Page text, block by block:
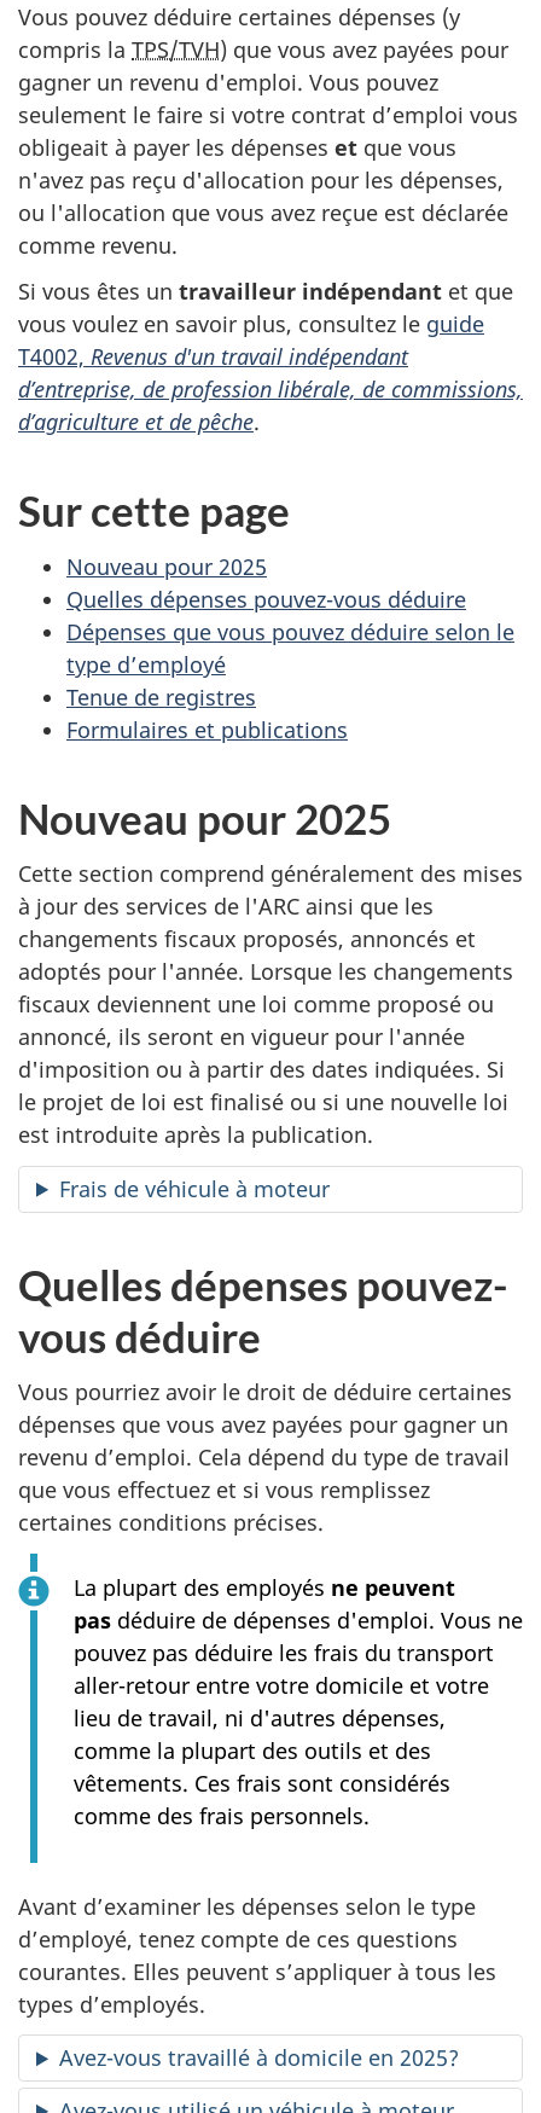
2
9
0
0
–
A
u
t
e
n
s
e
s
d
'
e
m
p
l
o
i
ô
t
s
u
l
e
r
v
e
n
u
d
s
p
a
r
t
i
c
u
l
i
e
r
s
Vous pouvez déduire certaines dépenses (y
compris la TPS/TVH) que vous avez payées pour
gagner un revenu d'emploi. Vous pouvez
seulement le faire si votre contrat d’emploi vous
obligeait à payer les dépenses et que vous
n'avez pas reçu d'allocation pour les dépenses,
ou l'allocation que vous avez reçue est déclarée
comme revenu.
Si vous êtes un travailleur indépendant et que
vous voulez en savoir plus, consultez le guide
T4002, Revenus d'un travail indépendant
d’entreprise, de profession libérale, de commissions,
d’agriculture et de pêche.
Sur cette page
Nouveau pour 2025
Quelles dépenses pouvez-vous déduire
Dépenses que vous pouvez déduire selon le
type d’employé
Tenue de registres
Formulaires et publications
Nouveau pour 2025
Cette section comprend généralement des mises
à jour des services de l'ARC ainsi que les
changements fiscaux proposés, annoncés et
adoptés pour l'année. Lorsque les changements
fiscaux deviennent une loi comme proposé ou
annoncé, ils seront en vigueur pour l'année
d'imposition ou à partir des dates indiquées. Si
le projet de loi est finalisé ou si une nouvelle loi
est introduite après la publication.
Frais de véhicule à moteur
Quelles dépenses pouvez-
vous déduire
Vous pourriez avoir le droit de déduire certaines
dépenses que vous avez payées pour gagner un
revenu d’emploi. Cela dépend du type de travail
que vous effectuez et si vous remplissez
certaines conditions précises.
La plupart des employés ne peuvent
pas déduire de dépenses d'emploi. Vous ne
pouvez pas déduire les frais du transport
aller-retour entre votre domicile et votre
lieu de travail, ni d'autres dépenses,
comme la plupart des outils et des
vêtements. Ces frais sont considérés
comme des frais personnels.
Avant d’examiner les dépenses selon le type
d’employé, tenez compte de ces questions
courantes. Elles peuvent s’appliquer à tous les
types d’employés.
Avez-vous travaillé à domicile en 2025?